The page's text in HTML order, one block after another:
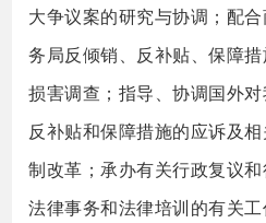
大争议案的研究与协调；配
务局反倾销、反补贴、保障
损害调查；指导、协调国外对
反补贴和保障措施的应诉及
制改革；承办有关行政复议
法律事务和法律培训的有关